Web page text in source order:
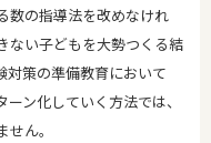
数の指導法を改めなけれ
ない子どもを大勢つくる結
対策の準備教育において
ン化していく方法では、
ん。